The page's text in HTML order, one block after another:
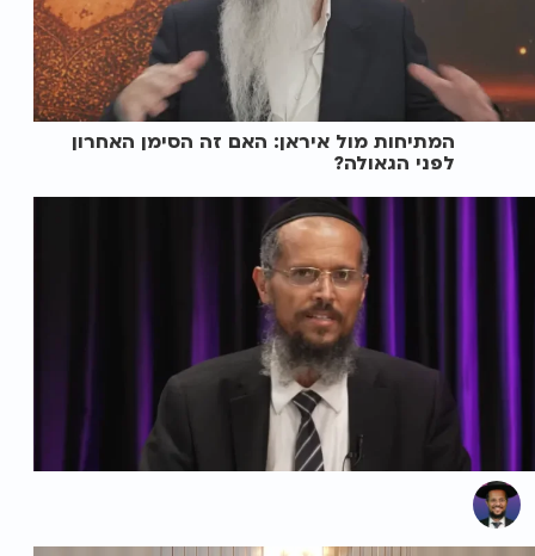
המתיחות מול איראן: האם זה הסימן האחרון
לפני הגאולה?